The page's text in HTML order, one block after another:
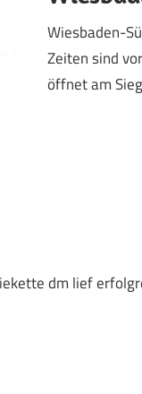
Wiesbaden-
Zeiten sind
öffnet am
dm lief